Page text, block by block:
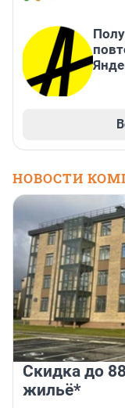
НОВОСТИ
Скидка до
жильё*